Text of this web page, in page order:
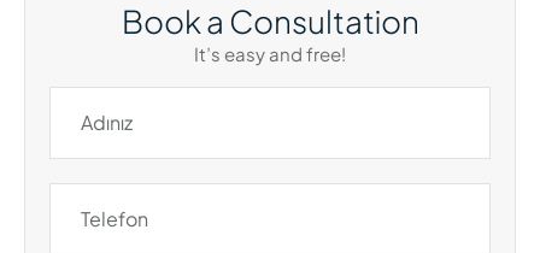
Book a Consultation
It’s easy and free!